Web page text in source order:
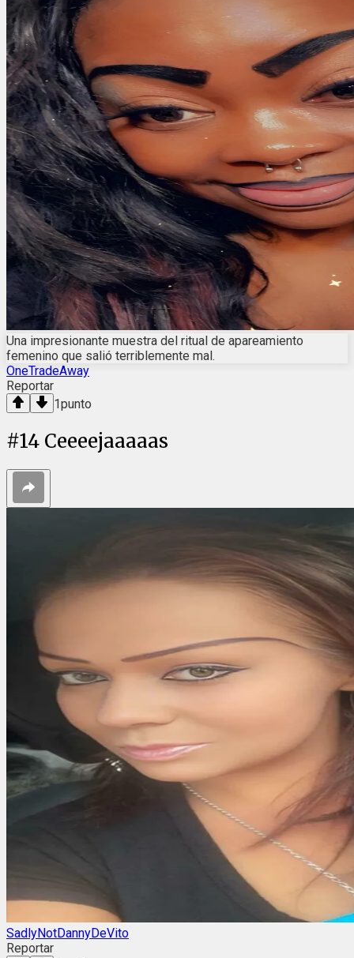
Una impresionante muestra del ritual de apareamiento
femenino que salió terriblemente mal.
OneTradeAway
Reportar
1punto
#14 Ceeeejaaaaas
SadlyNotDannyDeVito
Reportar